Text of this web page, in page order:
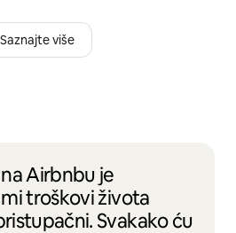
Saznajte više
Airbnbu je
troškovi života
Svakako ću